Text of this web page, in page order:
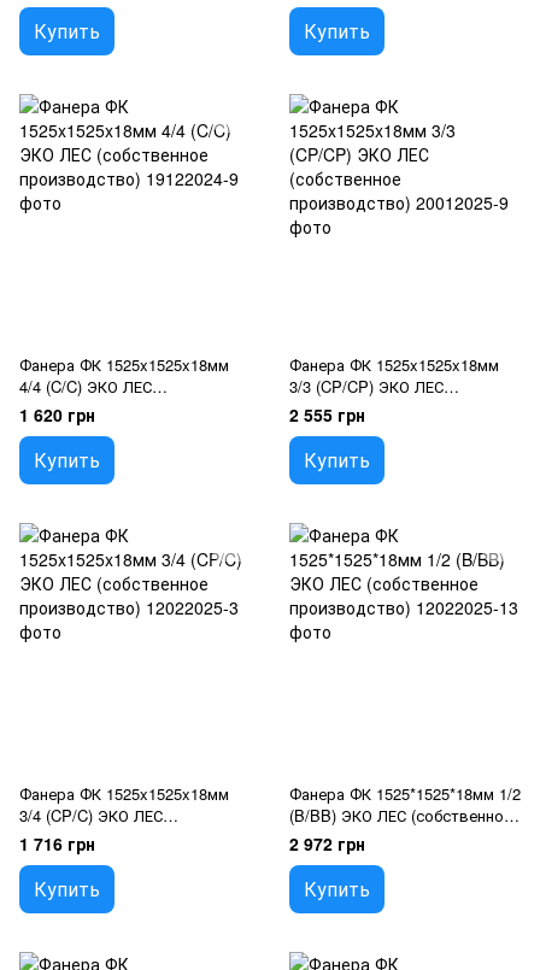
Купить Купить
Фанера ФК 1525x1525x18мм
4/4 (C/C) ЭКО ЛЕС
(собственное производство)
1 620 грн
Купить
Фанера ФК 1525x1525x18мм
3/3 (CP/CP) ЭКО ЛЕС
(собственное производство)
2 555 грн
Купить
Фанера ФК 1525x1525x18мм
3/4 (CP/C) ЭКО ЛЕС
(собственное производство)
1 716 грн
Купить
Фанера ФК 1525*1525*18мм 1/2
(B/BB) ЭКО ЛЕС (собственное
производство)
2 972 грн
Купить